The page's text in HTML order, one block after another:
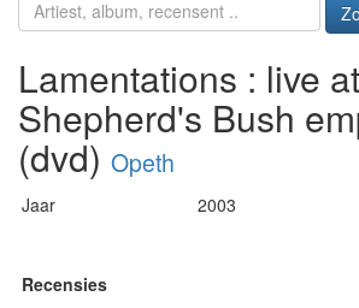
Lamentations : live at
Shepherd's Bush
(dvd) Opeth
Jaar 2003
Recensies